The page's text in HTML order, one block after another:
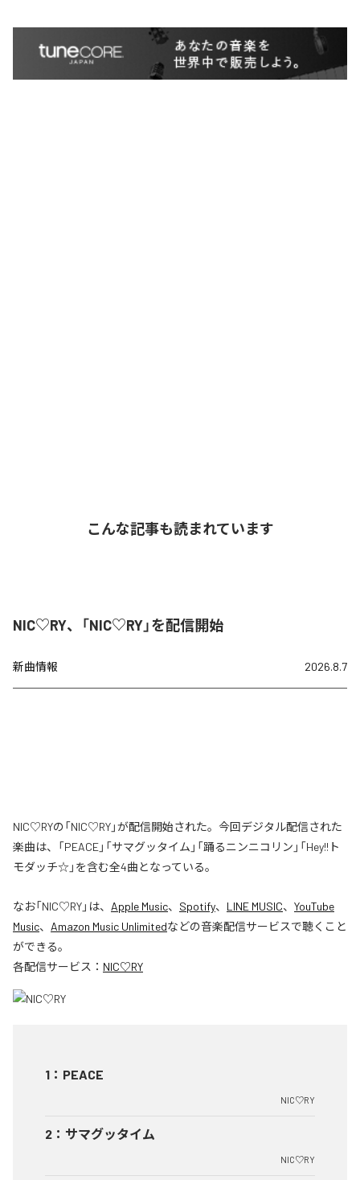
こんな記事も読まれています
NIC♡RY、「NIC♡RY」を配信開始
新曲情報 2026.8.7
NIC♡RYの「NIC♡RY」が配信開始された。今回デジタル配信された
楽曲は、「PEACE」「サマグッタイム」「踊るニンニコリン」「Hey!!ト
モダッチ☆」を含む全4曲となっている。
なお「NIC♡RY」は、 Apple Music、 Spotify、 LINE MUSIC、 YouTube
Music、 Amazon Music Unlimitedなどの音楽配信サービスで聴くこと
ができる。
各配信サービス： NIC♡RY
1 ： PEACE
NIC♡RY
2 ： サマグッタイム
NIC♡RY